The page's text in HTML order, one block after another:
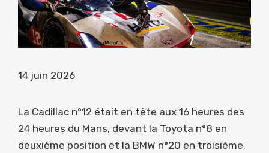
14 juin 2026
La Cadillac n°12 était en tête aux 16 heures des
24 heures du Mans, devant la Toyota n°8 en
deuxième position et la BMW n°20 en troisième.